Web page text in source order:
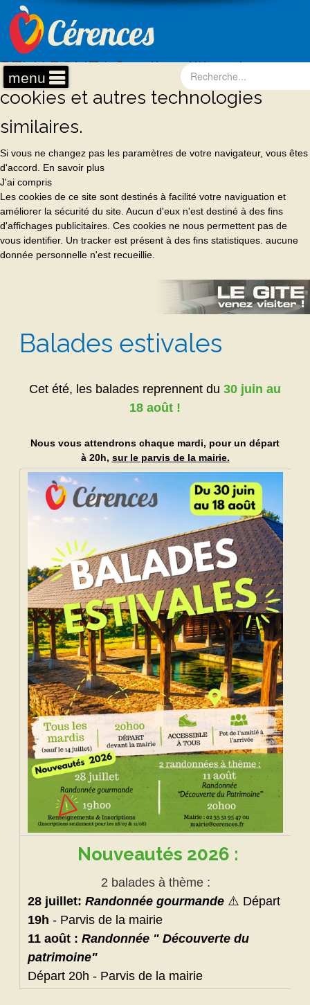
REMARQUE ! Ce site utilise des
cookies et autres technologies
similaires.
Si vous ne changez pas les paramètres de votre navigateur, vous êtes
d'accord. En savoir plus
J'ai compris
Les cookies de ce site sont destinés à facilité votre naviguation et
améliorer la sécurité du site. Aucun d'eux n'est destiné à des fins
d'affichages publicitaires. Ces cookies ne nous permettent pas de
vous identifier. Un tracker est présent à des fins statistiques. aucune
donnée personnelle n'est recueillie.
menu
Balades estivales
Cet été, les balades reprennent du 30 juin au
18 août !
Nous vous attendrons chaque mardi, pour un départ
à 20h, sur le parvis de la mairie.
Nouveautés 2026 :
2 balades à thème :
28 juillet:Randonnée gourmande ⚠️ Départ
19h - Parvis de la mairie
11 août :Randonnée " Découverte du
patrimoine"
Départ 20h - Parvis de la mairie